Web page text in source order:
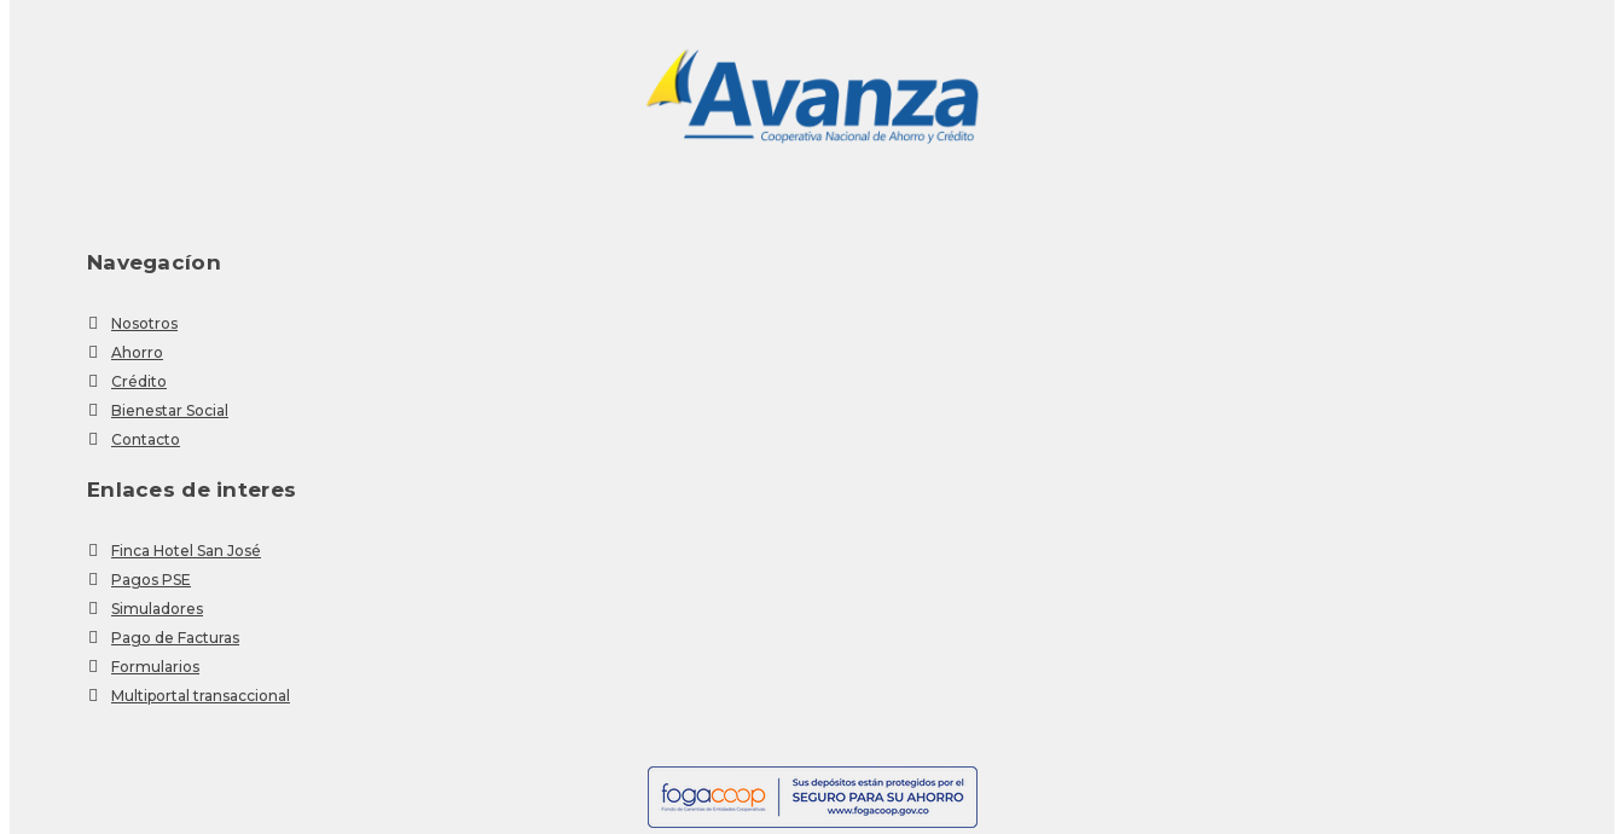
Navegacíon
Nosotros
Ahorro
Crédito
Bienestar Social
Contacto
Enlaces de interes
Finca Hotel San José
Pagos PSE
Simuladores
Pago de Facturas
Formularios
Multiportal transaccional